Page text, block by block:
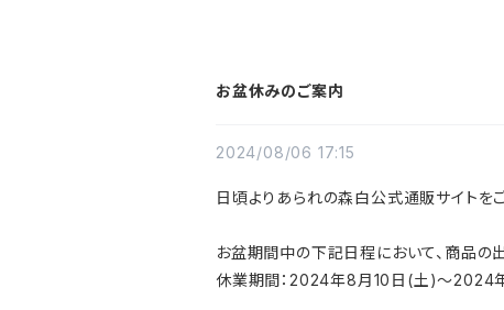
お盆休みのご案内
2024/08/06 17:15
日頃よりあられの森白公式通販サイトを
お盆期間中の下記日程において、商品の
休業期間：2024年8月10日(土)～2024